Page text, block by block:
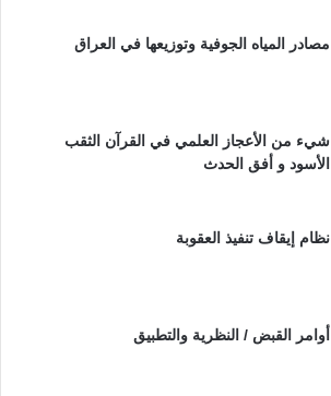
مصادر المياه الجوفية وتوزيعها في العراق
شيء من الأعجاز العلمي في القرآن الثقب
الأسود و أفق الحدث
نظام إيقاف تنفيذ العقوبة
أوامر القبض / النظرية والتطبيق